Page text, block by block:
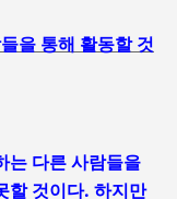
을 통해 활동할 것
는 다른 사람들을
할 것이다. 하지만